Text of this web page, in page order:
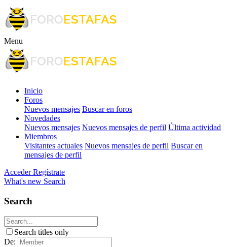
Menu
Inicio
Foros
Nuevos mensajes Buscar en foros
Novedades
Nuevos mensajes Nuevos mensajes de perfil Última actividad
Miembros
Visitantes actuales Nuevos mensajes de perfil Buscar en
mensajes de perfil
Acceder Regístrate
What's new Search
Search
Search titles only
De: